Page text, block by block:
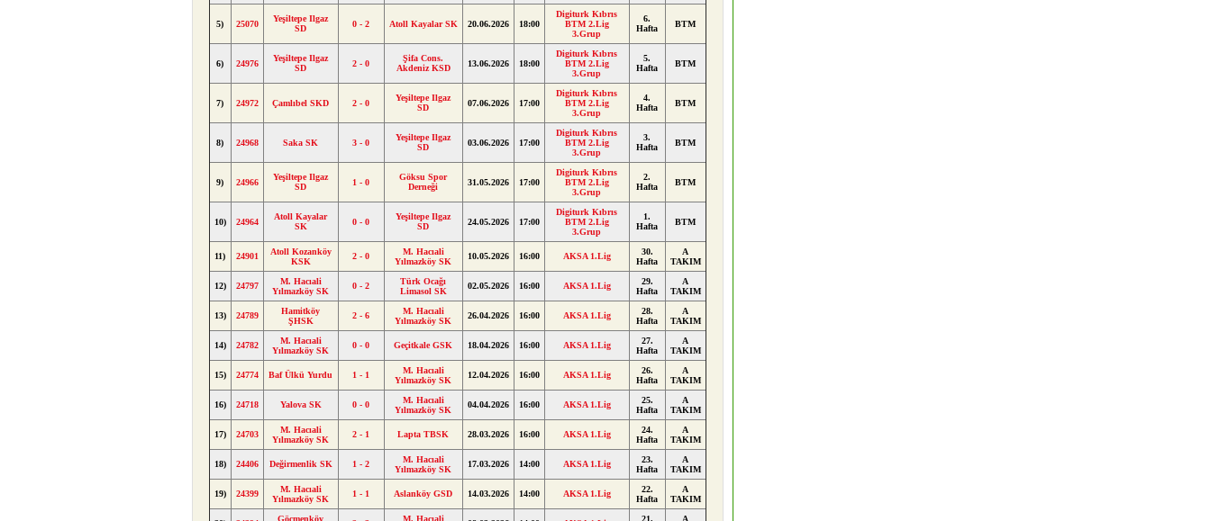
5) 25070
Yeşiltepe Ilgaz
SD
0 - 2 Atoll Kayalar SK 20.06.2026 18:00
Digiturk Kıbrıs
BTM 2.Lig
3.Grup
6.
Hafta
BTM
6) 24976
Yeşiltepe Ilgaz
SD
2 - 0
Şifa Cons.
Akdeniz KSD
13.06.2026 18:00
Digiturk Kıbrıs
BTM 2.Lig
3.Grup
5.
Hafta
BTM
7) 24972 Çamlıbel SKD 2 - 0
Yeşiltepe Ilgaz
SD
07.06.2026 17:00
Digiturk Kıbrıs
BTM 2.Lig
3.Grup
4.
Hafta
BTM
8) 24968 Saka SK 3 - 0
Yeşiltepe Ilgaz
SD
03.06.2026 17:00
Digiturk Kıbrıs
BTM 2.Lig
3.Grup
3.
Hafta
BTM
9) 24966
Yeşiltepe Ilgaz
SD
1 - 0
Göksu Spor
Derneği
31.05.2026 17:00
Digiturk Kıbrıs
BTM 2.Lig
3.Grup
2.
Hafta
BTM
10) 24964
Atoll Kayalar
SK
0 - 0
Yeşiltepe Ilgaz
SD
24.05.2026 17:00
Digiturk Kıbrıs
BTM 2.Lig
3.Grup
1.
Hafta
BTM
11) 24901
Atoll Kozanköy
KSK
2 - 0
M. Hacıali
Yılmazköy SK
10.05.2026 16:00 AKSA 1.Lig
30.
Hafta
A
TAKIM
12) 24797
M. Hacıali
Yılmazköy SK
0 - 2
Türk Ocağı
Limasol SK
02.05.2026 16:00 AKSA 1.Lig
29.
Hafta
A
TAKIM
13) 24789
Hamitköy
ŞHSK
2 - 6
M. Hacıali
Yılmazköy SK
26.04.2026 16:00 AKSA 1.Lig
28.
Hafta
A
TAKIM
14) 24782
M. Hacıali
Yılmazköy SK
0 - 0 Geçitkale GSK 18.04.2026 16:00 AKSA 1.Lig
27.
Hafta
A
TAKIM
15) 24774 Baf Ülkü Yurdu 1 - 1
M. Hacıali
Yılmazköy SK
12.04.2026 16:00 AKSA 1.Lig
26.
Hafta
A
TAKIM
16) 24718 Yalova SK 0 - 0
M. Hacıali
Yılmazköy SK
04.04.2026 16:00 AKSA 1.Lig
25.
Hafta
A
TAKIM
17) 24703
M. Hacıali
Yılmazköy SK
2 - 1 Lapta TBSK 28.03.2026 16:00 AKSA 1.Lig
24.
Hafta
A
TAKIM
18) 24406 Değirmenlik SK 1 - 2
M. Hacıali
Yılmazköy SK
17.03.2026 14:00 AKSA 1.Lig
23.
Hafta
A
TAKIM
19) 24399
M. Hacıali
Yılmazköy SK
1 - 1 Aslanköy GSD 14.03.2026 14:00 AKSA 1.Lig
22.
Hafta
A
TAKIM
Göçmenköy M. Hacıali 21. A